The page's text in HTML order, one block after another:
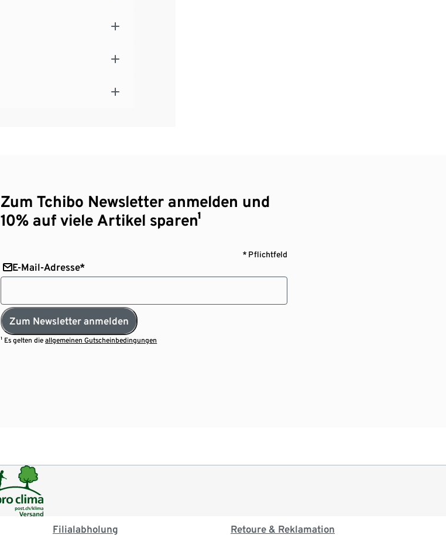
Zum Tchibo Newsletter anmelden und
10% auf viele Artikel sparen¹
* Pflichtfeld
E-Mail-Adresse*
Zum Newsletter anmelden
¹ Es gelten dieallgemeinen Gutscheinbedingungen
Filialabholung Retoure & Reklamation